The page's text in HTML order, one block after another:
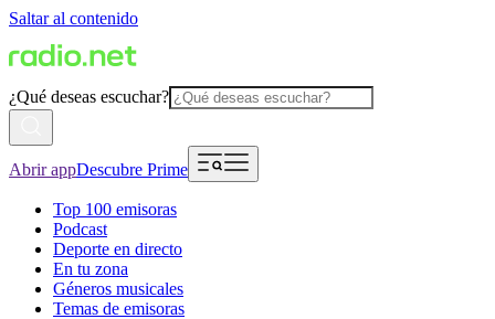
Saltar al contenido
¿Qué deseas escuchar?
Abrir appDescubre Prime
Top 100 emisoras
Podcast
Deporte en directo
En tu zona
Géneros musicales
Temas de emisoras